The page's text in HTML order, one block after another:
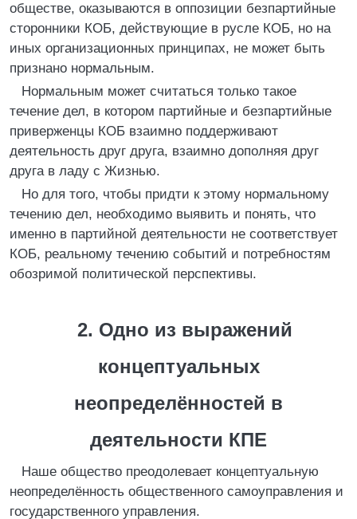
обществе, оказываются в оппозиции безпартийные
сторонники КОБ, действующие в русле КОБ, но на
иных организационных принципах, не может быть
признано нормальным.
Нормальным может считаться только такое
течение дел, в котором партийные и безпартийные
приверженцы КОБ взаимно поддерживают
деятельность друг друга, взаимно дополняя друг
друга в ладу с Жизнью.
Но для того, чтобы придти к этому нормальному
течению дел, необходимо выявить и понять, что
именно в партийной деятельности не соответствует
КОБ, реальному течению событий и потребностям
обозримой политической перспективы.
2. Одно из выражений
концептуальных
неопределённостей в
деятельности КПЕ
Наше общество преодолевает концептуальную
неопределённость общественного самоуправления и
государственного управления.